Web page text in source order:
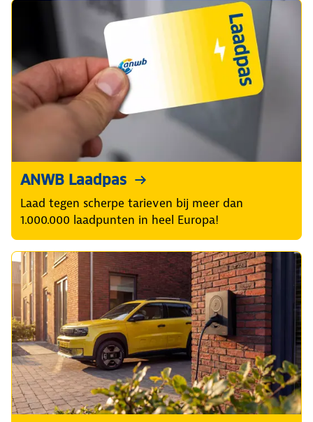
ANWB Laadpas
Laad tegen scherpe tarieven bij meer dan
1.000.000 laadpunten in heel Europa!